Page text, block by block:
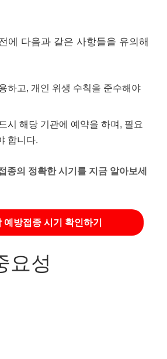
에 다음과 같은 사항들을 유의해
하고, 개인 위생 수칙을 준수해야
시 해당 기관에 예약을 하며, 필요
합니다.
종의 정확한 시기를 지금 알아보세
예방접종 시기 확인하기
요성